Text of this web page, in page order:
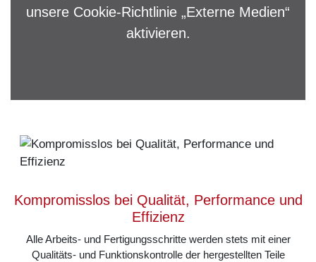
unsere Cookie-Richtlinie „Externe Medien“
aktivieren.
Kompromisslos bei Qualität, Performance und
Effizienz
Alle Arbeits- und Fertigungsschritte werden stets mit einer
Qualitäts- und Funktionskontrolle der hergestellten Teile